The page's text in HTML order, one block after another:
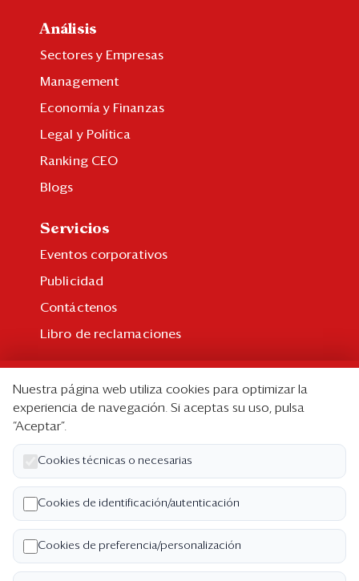
Análisis
Sectores y Empresas
Management
Economía y Finanzas
Legal y Política
Ranking CEO
Blogs
Servicios
Eventos corporativos
Publicidad
Contáctenos
Libro de reclamaciones
Suscripción individual
Paquetes corporativos
Edición Impresa
Nosotros
Quiénes somos
Código de ética
Términos y Condiciones
Nuestra página web utiliza cookies para optimizar la
experiencia de navegación. Si aceptas su uso, pulsa
“Aceptar”.
Cookies técnicas o necesarias
Cookies de identificación/autenticación
Cookies de preferencia/personalización